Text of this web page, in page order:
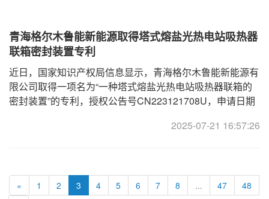
青海格尔木鲁能新能源取得塔式熔盐光热电站吸热器
联箱密封装置专利
近日，国家知识产权局信息显示，青海格尔木鲁能新能源有
限公司取得一项名为“一种塔式熔盐光热电站吸热器联箱的
密封装置”的专利，授权公告号CN223121708U，申请日期
2025-07-21 16:57:26
« 1 2 3 4 5 6 7 8 ... 47
48